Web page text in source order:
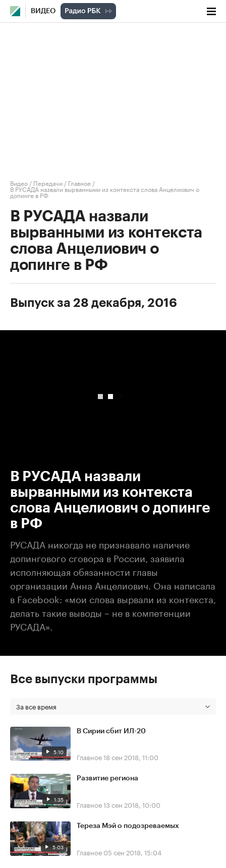
ВИДЕО
Видео / Передачи / Главное /
В РУСАДА назвали вырванными из контекста слова Анцелиович о
допинге в РФ
В РУСАДА назвали
вырванными из контекста
слова Анцелиович о
допинге в РФ
Выпуск за 28 декабря, 2016
В РУСАДА назвали
вырванными из контекста
слова Анцелиович о допинге
в РФ
РУСАДА никогда не признавало наличие
допингового сговора в России, заявила
исполняющая обязанности главы
организации Анна Анцелиович. Она написала
в Facebook: «мои слова вырвали из контекста,
делать такие выводы – не в компетенции
РУСАДА».
Все выпуски программы
За все время
5:10
В Сирии сбит ИЛ-20
Главное18 сен 2018, 11:00
1:35
Развитие региона
Главное13 сен 2018, 10:00
5:03
Тереза Мэй о подозреваемых
Главное 05 сен 2018, 15:04